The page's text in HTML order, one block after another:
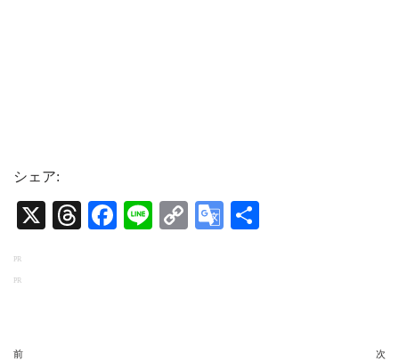
シェア:
X
T
Fa Li
C
G
PR
PR
前 次